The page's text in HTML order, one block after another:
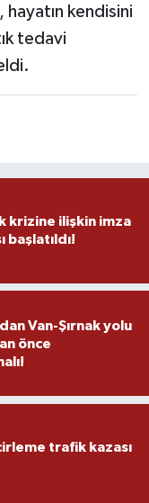
hayatın kendisini
tedavi
krizine ilişkin imza
başlatıldı!
Van-Şırnak yolu
önce
trafik kazası